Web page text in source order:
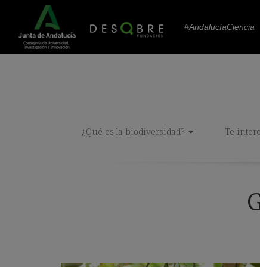
#AndalucíaCiencia
¿Qué es la biodiversidad? Te